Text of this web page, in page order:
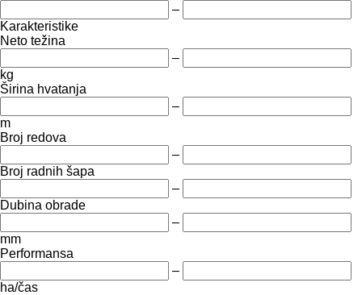
–
Karakteristike
Neto težina
–
kg
Širina hvatanja
–
m
Broj redova
–
Broj radnih šapa
–
Dubina obrade
–
mm
Performansa
–
ha/čas